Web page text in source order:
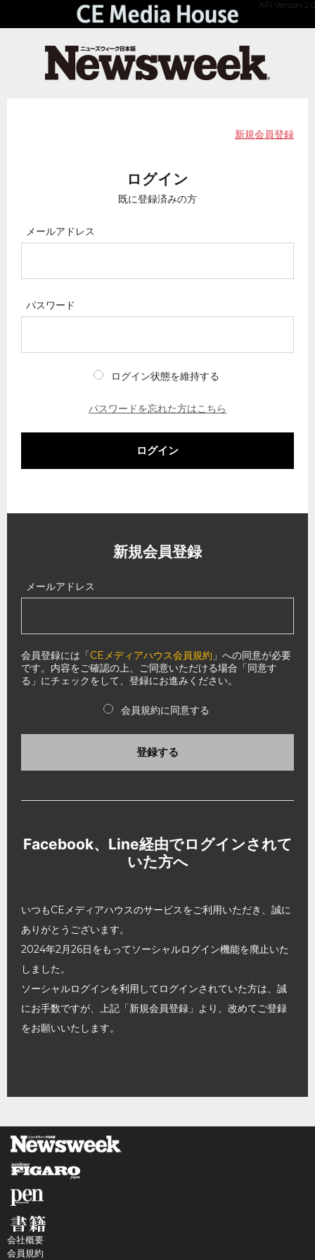
API Version 2.0
新規会員登録
ログイン
既に登録済みの方
メールアドレス
パスワード
ログイン状態を維持する
パスワードを忘れた方はこちら
ログイン
新規会員登録
メールアドレス
会員登録には「CEメディアハウス会員規約 」への同意が必要
です。内容をご確認の上、ご同意いただける場合「同意す
る」にチェックをして、登録にお進みください。
会員規約に同意する
登録する
Facebook、Line経由でログインされて
いた方へ
いつもCEメディアハウスのサービスをご利用いただき、誠に
ありがとうございます。
2024年2月26日をもってソーシャルログイン機能を廃止いた
しました。
ソーシャルログインを利用してログインされていた方は、誠
にお手数ですが、上記「新規会員登録」より、改めてご登録
をお願いいたします。
会社概要
会員規約